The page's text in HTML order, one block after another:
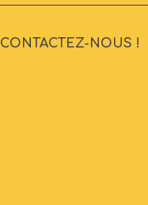
CONTACTEZ-NOUS !